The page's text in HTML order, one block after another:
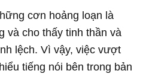
cơn hoảng loạn là
và cho thấy tinh thần và
lệch. Vì vậy, việc vượt
tiếng nói bên trong bản